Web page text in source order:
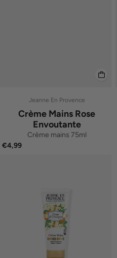
Jeanne En Provence
Crème Mains Rose
Envoutante
Crème mains 75ml
€4,99